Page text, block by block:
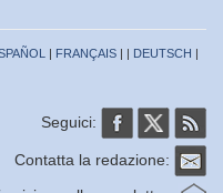
| FRANÇAIS | | DEUTSCH |
Seguici:
Contatta la redazione: